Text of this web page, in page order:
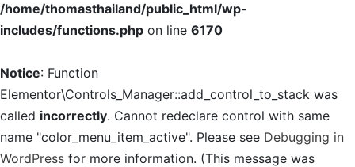
/home/thomasthailand/public_html/wp-
includes/functions.php on line 6170
Notice: Function
Elementor\Controls_Manager::add_control_to_stack was
called incorrectly. Cannot redeclare control with same
name "color_menu_item_active". Please see Debugging in
WordPress for more information. (This message was